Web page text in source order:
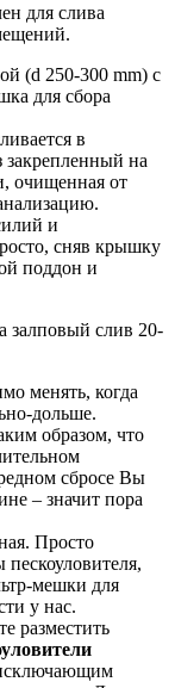
для слива
(d 250-300 mm) с
для сбора
в
закрепленный на
очищенная от
и
сняв крышку
поддон и
залповый слив 20-
менять, когда
дольше.
образом, что
сбросе Вы
– значит пора
Просто
мешки для
у нас.
разместить